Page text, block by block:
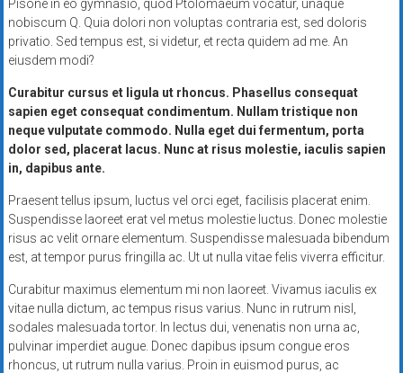
Pisone in eo gymnasio, quod Ptolomaeum vocatur, unaque
nobiscum Q. Quia dolori non voluptas contraria est, sed doloris
privatio. Sed tempus est, si videtur, et recta quidem ad me. An
eiusdem modi?
Curabitur cursus et ligula ut rhoncus. Phasellus consequat
sapien eget consequat condimentum. Nullam tristique non
neque vulputate commodo. Nulla eget dui fermentum, porta
dolor sed, placerat lacus. Nunc at risus molestie, iaculis sapien
in, dapibus ante.
Praesent tellus ipsum, luctus vel orci eget, facilisis placerat enim.
Suspendisse laoreet erat vel metus molestie luctus. Donec molestie
risus ac velit ornare elementum. Suspendisse malesuada bibendum
est, at tempor purus fringilla ac. Ut ut nulla vitae felis viverra efficitur.
Curabitur maximus elementum mi non laoreet. Vivamus iaculis ex
vitae nulla dictum, ac tempus risus varius. Nunc in rutrum nisl,
sodales malesuada tortor. In lectus dui, venenatis non urna ac,
pulvinar imperdiet augue. Donec dapibus ipsum congue eros
rhoncus, ut rutrum nulla varius. Proin in euismod purus, ac